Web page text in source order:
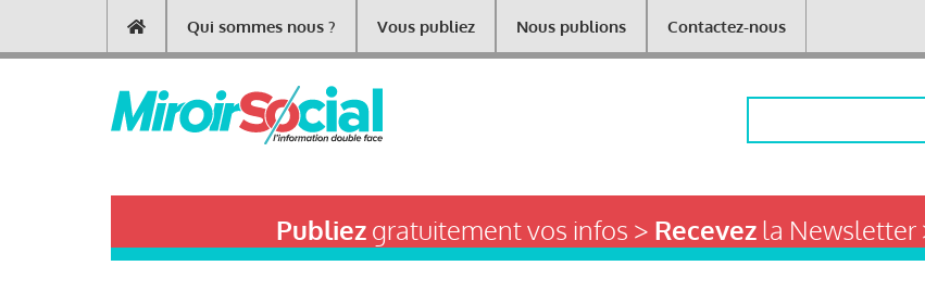
contenu
Main
navigation
Qui sommes nous ? Vous publiez Nous publions Contactez-nous
Publiezgratuitement vos infos > Recevezla Newsletter